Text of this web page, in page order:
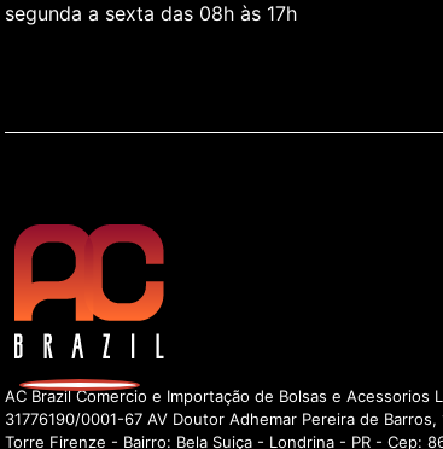
segunda a sexta das 08h às 17h
AC Brazil Comercio e Importação de Bolsas e Acessorios
31776190/0001-67 AV Doutor Adhemar Pereira de
Torre Firenze - Bairro: Bela Suiça - Londrina - PR - Cep: